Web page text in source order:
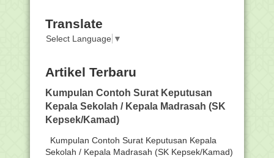
Translate
Select Language ▼
Artikel Terbaru
Kumpulan Contoh Surat Keputusan
Kepala Sekolah / Kepala Madrasah (SK
Kepsek/Kamad)
Kumpulan Contoh Surat Keputusan Kepala
Sekolah / Kepala Madrasah (SK Kepsek/Kamad)